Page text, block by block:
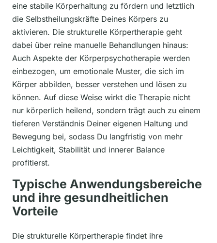
eine stabile Körperhaltung zu fördern und letztlich
die Selbstheilungskräfte Deines Körpers zu
aktivieren. Die strukturelle Körpertherapie geht
dabei über reine manuelle Behandlungen hinaus:
Auch Aspekte der Körperpsychotherapie werden
einbezogen, um emotionale Muster, die sich im
Körper abbilden, besser verstehen und lösen zu
können. Auf diese Weise wirkt die Therapie nicht
nur körperlich heilend, sondern trägt auch zu einem
tieferen Verständnis Deiner eigenen Haltung und
Bewegung bei, sodass Du langfristig von mehr
Leichtigkeit, Stabilität und innerer Balance
profitierst.
Typische Anwendungsbereiche
und ihre gesundheitlichen
Vorteile
Die strukturelle Körpertherapie findet ihre